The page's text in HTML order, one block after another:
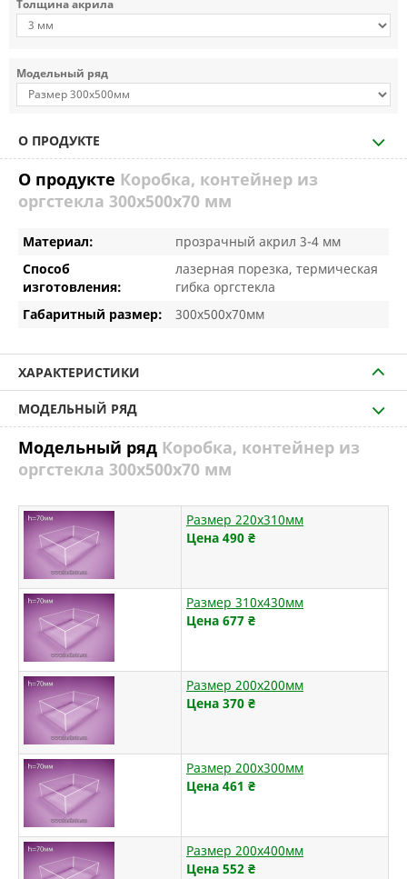
Толщина акрила
Модельный ряд
О ПРОДУКТЕ
О продукте Коробка, контейнер из
оргстекла 300х500х70 мм
Материал:
прозрачный акрил 3-4 мм
Способ
изготовления:
лазерная порезка, термическая
гибка оргстекла
Габаритный размер:
300х500х70мм
ХАРАКТЕРИСТИКИ
МОДЕЛЬНЫЙ РЯД
Модельный ряд Коробка, контейнер из
оргстекла 300х500х70 мм
Размер 220х310мм
Цена 490 ₴
Размер 310х430мм
Цена 677 ₴
Размер 200х200мм
Цена 370 ₴
Размер 200х300мм
Цена 461 ₴
Размер 200х400мм
Цена 552 ₴